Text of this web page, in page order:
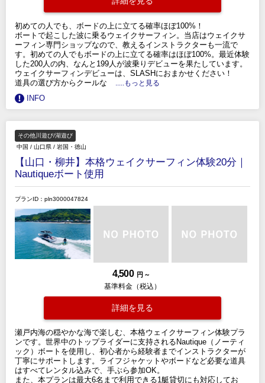
初めての人でも、ボードの上に立てる確率ほぼ100%！
ボートで起こした波に乗るウェイクサーフィン。当店はウェイクサ
ーフィン専門ショップなので、教えるインストラクターも一流で
す。初めての人でもボードの上に立てる確率はほぼ100%。最近体験
した200人の内、なんと199人が波乗りデビューを果たしています。
ウェイクサーフィンデビューは、SLASHにおまかせください！
道具の選び方からクールな
.....もっと見る
INFO
その他川遊び/湖遊び
中国 / 山口県 / 岩国・徳山
【山口・柳井】本格ウェイクサーフィン体験20分｜
Nautiqueボート使用
プランID：pln3000047824
4,500 円 ～
基準料金（税込）
詳細を見る
瀬戸内海の穏やかな海で楽しむ、本格ウェイクサーフィン体験プラ
ンです。世界中のトップライダーに支持されるNautique（ノーティ
ック）ボートを使用し、初心者から経験者までインストラクターが
丁寧にサポートします。ライフジャケットやボードなど必要な道具
はすべてレンタル込みで、手ぶら参加OK。
また、本プランは最大6名まで利用できる1艇貸切にも対応してお